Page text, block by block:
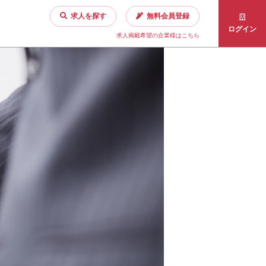
求人を探す 無料会員登録
求人掲載希望の企業様はこちら
ログイン